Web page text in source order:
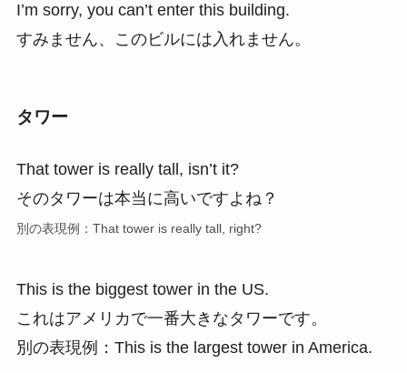
I’m sorry, you can’t enter this building.
すみません、このビルには入れません。
タワー
That tower is really tall, isn’t it?
そのタワーは本当に高いですよね？
別の表現例：That tower is really tall, right?
This is the biggest tower in the US.
これはアメリカで一番大きなタワーです。
別の表現例：This is the largest tower in America.